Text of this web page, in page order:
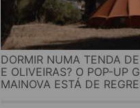
DORMIR NUMA TENDA
E OLIVEIRAS? O POP-UP
MAINOVA ESTÁ DE